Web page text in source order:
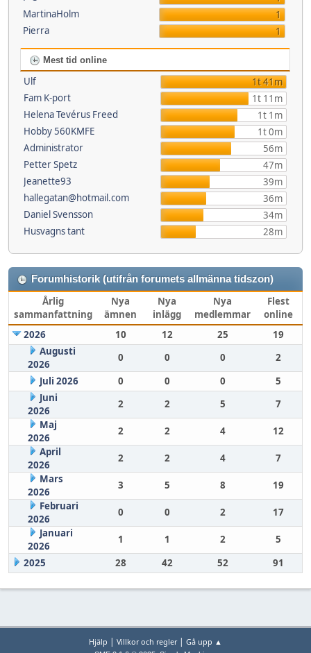
MartinaHolm
1
Pierra
1
Mest tid online
Ulf
1t 41m
Fam K-port
1t 11m
Helena Tevérus Freed
1t 1m
Hobby 560KMFE
1t 0m
Administrator
56m
Petter Spetz
47m
Jeanette93
39m
hallegatan@hotmail.com
36m
Daniel Svensson
34m
Husvagns tant
28m
Forumhistorik (utifrån forumets allmänna tidszon)
Årlig
sammanfattning
Nya
ämnen
Nya
inlägg
Nya
medlemmar
Flest
online
2026
10 12 25
19
Augusti
2026
0 0 0
2
Juli 2026
0 0 0
5
Juni
2026
2 2 5
7
Maj
2026
2 2 4
12
April
2026
2 2 4
7
Mars
2026
3 5 8
19
Februari
2026
0 0 2
17
Januari
2026
1 1 2
5
2025
28 42 52 91
Hjälp | Villkor och regler| Gå upp ▲